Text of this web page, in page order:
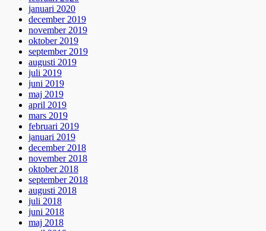
januari 2020
december 2019
november 2019
oktober 2019
september 2019
augusti 2019
juli 2019
juni 2019
maj 2019
april 2019
mars 2019
februari 2019
januari 2019
december 2018
november 2018
oktober 2018
september 2018
augusti 2018
juli 2018
juni 2018
maj 2018